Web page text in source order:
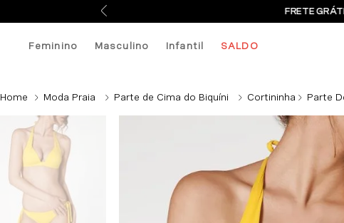
FRETE
Feminino Masculino Infantil SALDO
Moda Praia Parte de Cima do Biquíni Cortininha Parte